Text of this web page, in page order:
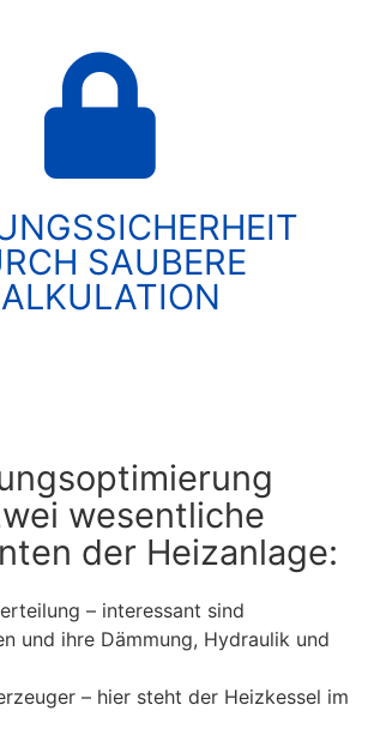
SAUBERE
wesentliche
der Heizanlage:
– interessant sind
und ihre Dämmung, Hydraulik und
– hier steht der Heizkessel im